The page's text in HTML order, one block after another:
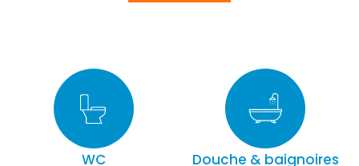
WC Douche & baignoires